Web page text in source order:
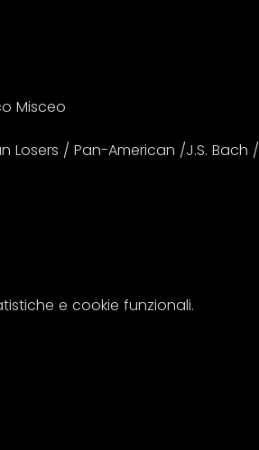
Misceo
Losers / Pan-American /J.S. Bach /
e cookie funzionali.